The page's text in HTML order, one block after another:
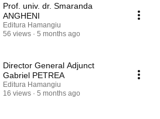
de Dreptul Afacerilor, ediția a
nr. 31/1990 la 35 de ani în contextul
– „Pachetul II de măsuri fiscale”, ce se va
Casei Academiei, București - Calea 13
și practicienilor în insolvență, generează
între și cu cei mai buni experți români și
și soluții problemelor practice ale
strategice.
Prof. univ. dr. Smaranda
ANGHENI
Editura Hamangiu
56 views
5 months ago
Director General Adjunct
Gabriel PETREA
Editura Hamangiu
16 views
5 months ago